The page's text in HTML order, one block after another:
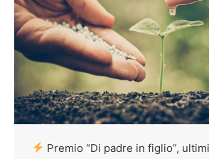
Premio “Di padre in figlio”,